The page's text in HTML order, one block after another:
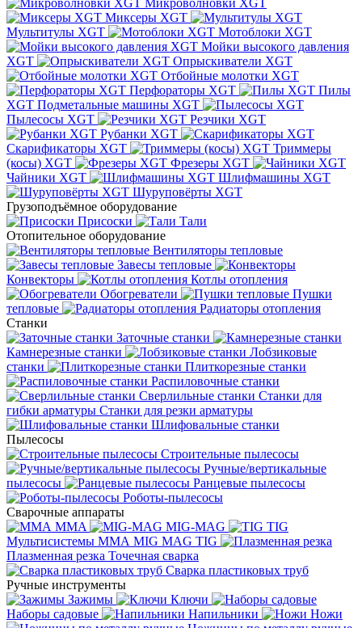
Микроволновки XGT
Миксеры XGT
Мультитулы XGT
Мотоблоки XGT
Мойки высокого давления
XGT
Опрыскиватели XGT
Отбойные молотки XGT
Перфораторы XGT
Пилы
XGT Подметальные машины XGT
Пылесосы XGT
Резчики XGT
Рубанки XGT
Скарификаторы XGT
Триммеры
(косы) XGT
Фрезеры XGT
Чайники XGT
Шлифмашины XGT
Шуруповёрты XGT
Грузоподъёмное оборудование
Присоски
Тали
Отопительное оборудование
Вентиляторы тепловые
Завесы тепловые
Конвекторы
Котлы отопления
Обогреватели
Пушки
тепловые
Радиаторы отопления
Станки
Заточные станки
Камнерезные станки
Лобзиковые
станки
Плиткорезные станки
Распиловочные станки
Сверлильные станки Станки для
гибки арматуры Станки для резки арматуры
Шлифовальные станки
Пылесосы
Строительные пылесосы
Ручные/вертикальные
пылесосы
Ранцевые пылесосы
Роботы-пылесосы
Сварочные аппараты
MMA
MIG-MAG
TIG
Мультисистемы ММА MIG MAG TIG
Плазменная резка Точечная сварка
Cварка пластиковых труб
Ручные инструменты
Зажимы
Ключи
Наборы садовые
Напильники
Ножи